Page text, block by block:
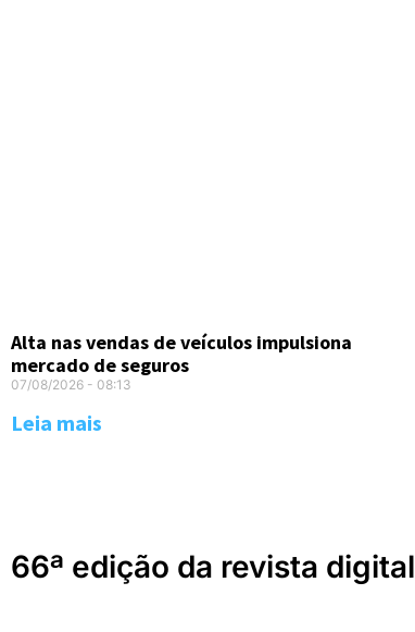
Alta nas vendas de veículos impulsiona
mercado de seguros
07/08/2026 08:13
Leia mais
66ª edição da revista digital